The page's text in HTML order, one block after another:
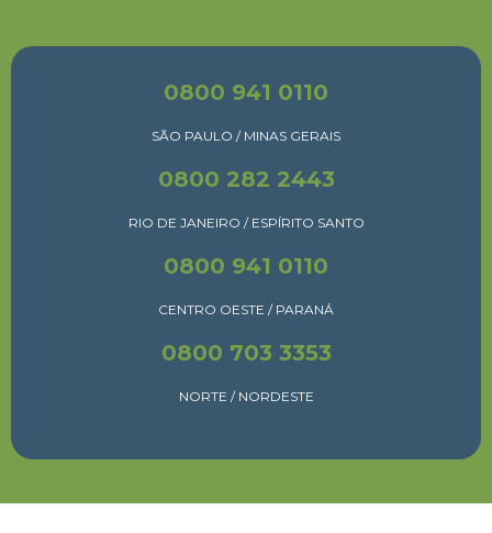
0800 941 0110
SÃO PAULO / MINAS GERAIS
0800 282 2443
RIO DE JANEIRO / ESPÍRITO SANTO
0800 941 0110
CENTRO OESTE / PARANÁ
0800 703 3353
NORTE / NORDESTE